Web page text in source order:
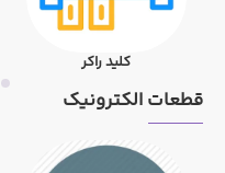
کلید راکر
قطعات الکترونیک